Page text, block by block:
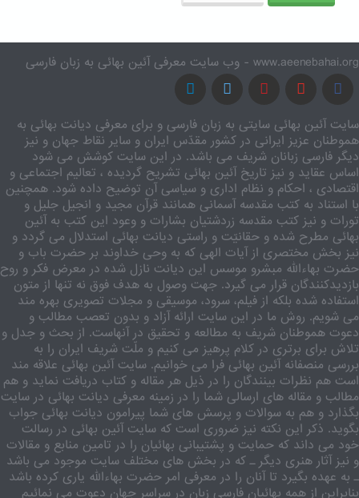
www.aeenebahai.org - وب سایت معرفی آئین بهائی به زبان فارسی
سایت آئین بهائی سایتی به زبان فارسی و برای معرفی دیانت بهائی به
هموطنان عزیز ایرانی در کشور مقدّس ایران و سایر نقاط جهان و نیز
دیگر فارسی زبانان شریف می باشد. در این سایت کوشش می شود
اساس عقاید و نیز تاریخ آئین بهائی تشریح گردیده ، تعالیم اجتماعی و
اقتصادی ، احکام و نظام اداری و سیاسی آن توضیح داده شود. همچنین
با استناد به کتب مقدسه آسمانی همانند قرآن مجید و انجیل جلیل و
تورات و نیز کتب مقدسه زردشتیان بشارات و وعود این کتب به آئین
بهائی مطرح شده و حقانیّت و راستی دیانت بهائی استدلال می گردد و
نیز بخش مختصری از آیات الهی که به وحی خداوند بر حضرت باب و
حضرت بهاءالله مبشرو موسس این دیانت نازل شده در معرض فکر و روح
بازدیدکنندگان قرار می گیرد. جهت وصول به هدف فوق نه تنها از متون
استفاده شده بلکه از فیلم، سرود، موسیقی و مجلات تصویری بهره مند
می شویم. روش ما در این سایت ارائه آزاد و بدون تعصب مطالب و
دعوت هموطنان شریف به مطالعه و تحقیق در آنهاست. از بحث و جدل و
تلاش برای برتری در کلام پرهیز می کنیم و ملّت شریف ایران را به
بررسی منصفانه آئین بهائی فرا می خوانیم. سایت آئین بهائی علاقه مند
است هم نظرات بینندگان را در ذیل هر مقاله و کتاب دریافت نماید و هم
مطالب و مقاله های ارسالی شما را در زمینه معرفی دیانت بهائی در سایت
بگذارد و هم به سوالات و پرسش های شما پیرامون دیانت بهائی جواب
بگوید. ذکر این نکته نیز ضروری است که سایت آئین بهائی در رسالت
خود می داند که حمایت و پشتیبانی بهائیان را در تامین منابع و مقالات
و نیز آثار هنری دیگر ـ که در بخش های مختلف سایت موجود می باشد
ـ به عهده بگیرد تا آنان را در معرفی امر حضرت بهاءالله یاری کرده باشد
بنابراین از همه بهائیان فارسی زبان در سراسر جهان دعوت می نمائیم